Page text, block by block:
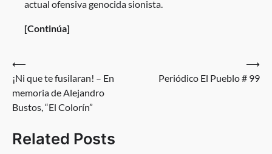
actual ofensiva genocida sionista.
[Continúa]
Post
navigation
⟵
¡Ni que te fusilaran! – En
memoria de Alejandro
Bustos, “El Colorín”
Periódico El Pueblo # 99
⟶
Related Posts